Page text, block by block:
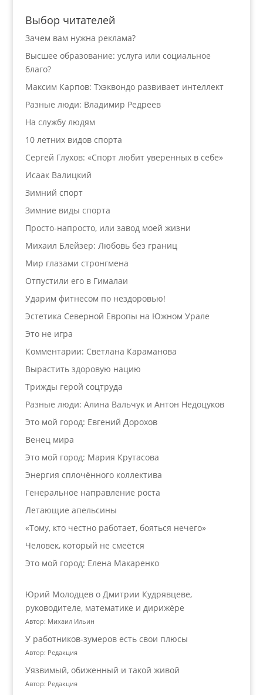
Выбор читателей
Зачем вам нужна реклама?
Высшее образование: услуга или социальное
благо?
Максим Карпов: Тхэквондо развивает интеллект
Разные люди: Владимир Редреев
На службу людям
10 летних видов спорта
Сергей Глухов: «Спорт любит уверенных в себе»
Исаак Валицкий
Зимний спорт
Зимние виды спорта
Просто-напросто, или завод моей жизни
Михаил Блейзер: Любовь без границ
Мир глазами стронгмена
Отпустили его в Гималаи
Ударим фитнесом по нездоровью!
Эстетика Северной Европы на Южном Урале
Это не игра
Комментарии: Светлана Караманова
Вырастить здоровую нацию
Трижды герой соцтруда
Разные люди: Алина Вальчук и Антон Недоцуков
Это мой город: Евгений Дорохов
Венец мира
Это мой город: Мария Крутасова
Энергия сплочённого коллектива
Генеральное направление роста
Летающие апельсины
«Тому, кто честно работает, бояться нечего»
Человек, который не смеётся
Это мой город: Елена Макаренко
Юрий Молодцев о Дмитрии Кудрявцеве,
руководителе, математике и дирижёре
Автор: Михаил Ильин
У работников‑зумеров есть свои плюсы
Автор: Редакция
Уязвимый, обиженный и такой живой
Автор: Редакция